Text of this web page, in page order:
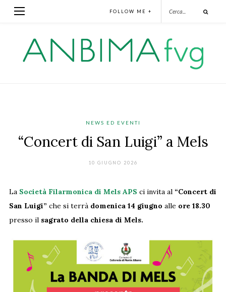
FOLLOW ME +
NEWS ED EVENTI
“Concert di San Luigi” a Mels
10 GIUGNO 2026
La Società Filarmonica di Mels APS ci invita al “Concert di
San Luigi” che si terrà domenica 14 giugno alle ore 18.30
presso il sagrato della chiesa di Mels.